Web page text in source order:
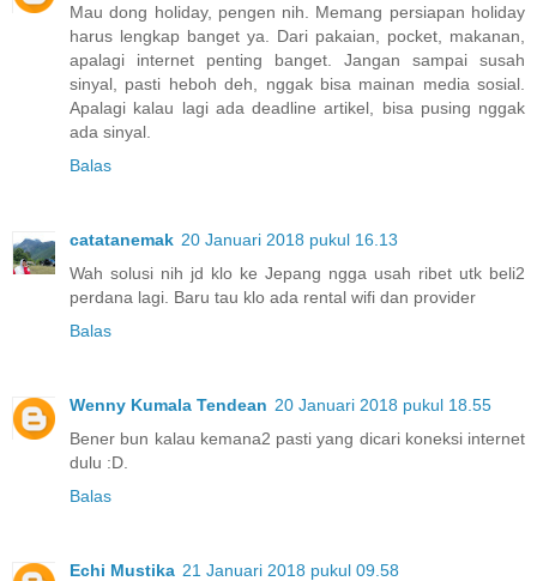
Mau dong holiday, pengen nih. Memang persiapan holiday
harus lengkap banget ya. Dari pakaian, pocket, makanan,
apalagi internet penting banget. Jangan sampai susah
sinyal, pasti heboh deh, nggak bisa mainan media sosial.
Apalagi kalau lagi ada deadline artikel, bisa pusing nggak
ada sinyal.
Balas
catatanemak 20 Januari 2018 pukul 16.13
Wah solusi nih jd klo ke Jepang ngga usah ribet utk beli2
perdana lagi. Baru tau klo ada rental wifi dan provider
Balas
Wenny Kumala Tendean 20 Januari 2018 pukul 18.55
Bener bun kalau kemana2 pasti yang dicari koneksi internet
dulu :D.
Balas
Echi Mustika 21 Januari 2018 pukul 09.58